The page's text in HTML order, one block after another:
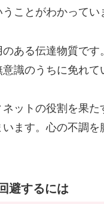
ことがわかってい
ある伝達物質で
識のうちに免れて
ットの役割を果
ます。心の不調
避するには